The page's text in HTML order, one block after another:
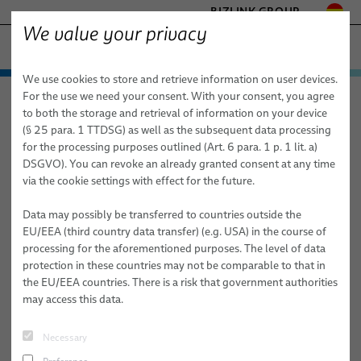
BIZLINK GROUP
- ENGINEERED SOLUTIONS
HEALTHCARE
MARINE
MOBILITY
SEMICONDUCTOR TECHNOLOGY
SILICONE CABLE SOLUTIONS
TELECOM & NETWORKING
Productos y servicios
Tecnología de accionamiento
FieldLink® Cables
Montajes de cables
Servicios
Robótica
Sistemas de gestión de cables robóticos
Cables robóticos para aplicaciones de automatización
industrial
Montaje de cables para robótica
Mangueras y tubos robóticos industriales para aplicaciones
Robótica servicios
Robots listos para la integración & puesta en marcha
Servicios de sistemas de gestión de cables robóticos
Programación de robots, PLC y offline
Aplicaciones
Tecnología de accionamiento
Robótica
Soldadura por arco
Clinchado
Pegado
Robótica médica
Noticias
Red de ventas
Sobre nosotros
Calidad
Investigación y desarrollo
Publicaciones
Automatización & maquinaria industrial Noticias
Noticias
We value your privacy
We use cookies to store and retrieve information on user devices.
For the use we need your consent. With your consent, you agree
to both the storage and retrieval of information on your device
(§ 25 para. 1 TTDSG) as well as the subsequent data processing
for the processing purposes outlined (Art. 6 para. 1 p. 1 lit. a)
DSGVO). You can revoke an already granted consent at any time
via the cookie settings with effect for the future.
Data may possibly be transferred to countries outside the
EU/EEA (third country data transfer) (e.g. USA) in the course of
processing for the aforementioned purposes. The level of data
protection in these countries may not be comparable to that in
the EU/EEA countries. There is a risk that government authorities
may access this data.
Necessary